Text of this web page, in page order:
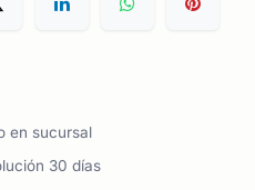
en sucursal
30 días